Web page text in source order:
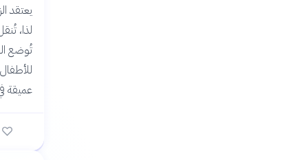
يعتقد
لذا،
تُوضع
عميقة